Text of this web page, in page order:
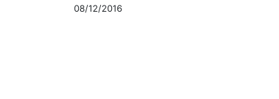
08/12/2016